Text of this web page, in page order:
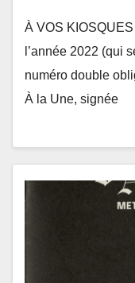
À VOS
l’année 2022 (qui
numéro double
À la Une, signée